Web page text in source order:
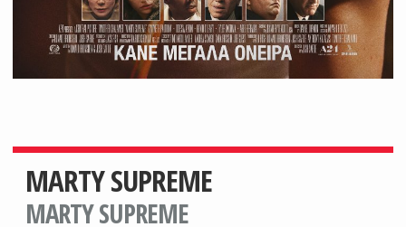
MARTY SUPREME
MARTY SUPREME